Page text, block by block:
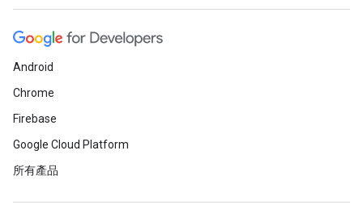
Android
Chrome
Firebase
Google Cloud Platform
所有產品